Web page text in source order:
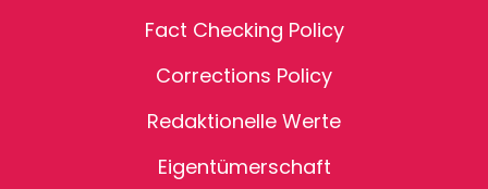
Fact Checking Policy
Corrections Policy
Redaktionelle Werte
Eigentümerschaft